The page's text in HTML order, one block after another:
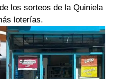
los sorteos de la Quiniela
loterías.